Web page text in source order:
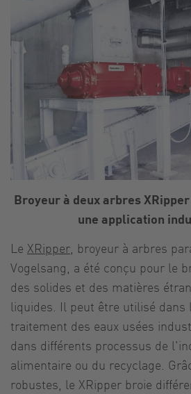
Le XRipper , broyeur à arbres
Vogelsang, a été conçu pour le
des solides et des matières
liquides. Il peut être utilisé dans
traitement des eaux usées
dans différents processus de
alimentaire ou du recyclage.
robustes, le XRipper broie
Broyeur à deux arbres
une application